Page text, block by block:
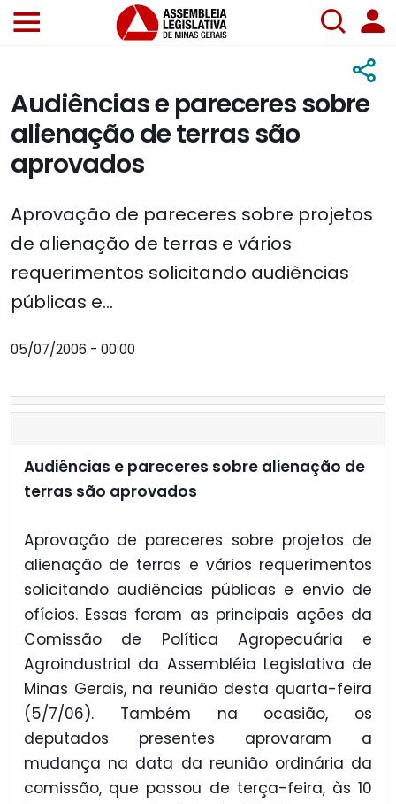
Audiências e pareceres sobre
alienação de terras são
aprovados
Aprovação de pareceres sobre projetos
de alienação de terras e vários
requerimentos solicitando audiências
públicas e...
05/07/2006 - 00:00
Audiências e pareceres sobre alienação de
terras são aprovados
Aprovação de pareceres sobre projetos de
alienação de terras e vários requerimentos
solicitando audiências públicas e envio de
ofícios. Essas foram as principais ações da
Comissão de Política Agropecuária e
Agroindustrial da Assembléia Legislativa de
Minas Gerais, na reunião desta quarta-feira
(5/7/06). Também na ocasião, os
deputados presentes aprovaram a
mudança na data da reunião ordinária da
comissão, que passou de terça-feira, às 10